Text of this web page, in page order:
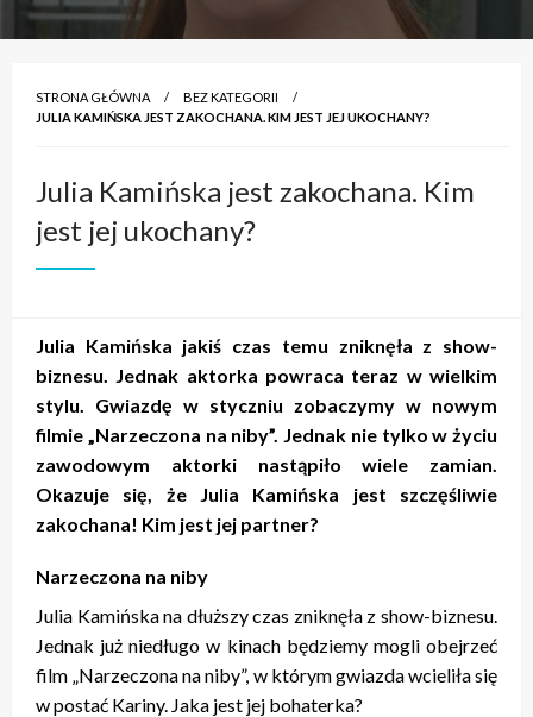
STRONA GŁÓWNA
BEZ KATEGORII
JULIA KAMIŃSKA JEST ZAKOCHANA. KIM JEST JEJ UKOCHANY?
Julia Kamińska jest zakochana. Kim
jest jej ukochany?
Julia Kamińska jakiś czas temu zniknęła z show-
biznesu. Jednak aktorka powraca teraz w wielkim
stylu. Gwiazdę w styczniu zobaczymy w nowym
filmie „Narzeczona na niby”. Jednak nie tylko w życiu
zawodowym aktorki nastąpiło wiele zamian.
Okazuje się, że Julia Kamińska jest szczęśliwie
zakochana! Kim jest jej partner?
Narzeczona na niby
Julia Kamińska na dłuższy czas zniknęła z show-biznesu.
Jednak już niedługo w kinach będziemy mogli obejrzeć
film „Narzeczona na niby”, w którym gwiazda wcieliła się
w postać Kariny. Jaka jest jej bohaterka?